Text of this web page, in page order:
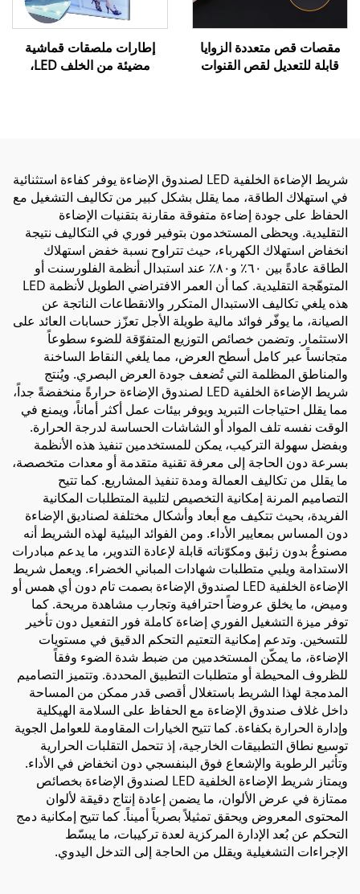
مقصات قص متعددة الزوايا
قابلة للتعديل لقص القنوات
إطارات ملصقات قماشية
مضيئة من الخلف LED،
شريط الإضاءة الخلفية LED لصندوق الإضاءة يوفر كفاءة استثنائية
في استهلاك الطاقة، مما يقلل بشكل كبير من تكاليف التشغيل مع
الحفاظ على جودة إضاءة متفوقة مقارنة بتقنيات الإضاءة
التقليدية. ويحظى المستخدمون بتوفير فوري في التكاليف نتيجة
انخفاض استهلاك الكهرباء، حيث تتراوح نسبة خفض استهلاك
الطاقة عادةً بين ٦٠٪ و٨٠٪ عند استبدال أنظمة الفلورسنت أو
المتوهّجة التقليدية. كما أن العمر الافتراضي الطويل لأنظمة LED
هذه يلغي تكاليف الاستبدال المتكرر والانقطاعات الناتجة عن
الصيانة، ما يوفّر فوائد مالية طويلة الأجل تعزّز حسابات العائد على
الاستثمار. وتضمن خصائص التوزيع المتفوّقة للضوء سطوعاً
متجانساً عبر كامل أسطح العرض، مما يلغي النقاط الساخنة
والمناطق المظلمة التي تُضعف جودة العرض البصري. ويُنتج
شريط الإضاءة الخلفية LED لصندوق الإضاءة حرارةً منخفضةً جداً،
مما يقلل احتياجات التبريد ويوفر بيئات عمل أكثر أماناً، ويمنع في
الوقت نفسه تلف المواد أو الشاشات الحساسة لدرجة الحرارة.
وبفضل سهولة التركيب، يمكن للمستخدمين تنفيذ هذه الأنظمة
بسرعة دون الحاجة إلى معرفة تقنية متقدمة أو معدات متخصصة،
ما يقلل من تكاليف العمالة ومدة تنفيذ المشاريع. كما تتيح
التصاميم المرنة إمكانية التخصيص لتلبية المتطلبات المكانية
الفريدة، بحيث تتكيف مع أبعاد وأشكال مختلفة لصناديق الإضاءة
دون المساس بمعايير الأداء. ومن الفوائد البيئية لهذه الشريط أنه
مصنوعٌ بدون زئبق ومكوّناته قابلة لإعادة التدوير، ما يدعم مبادرات
الاستدامة ويلبي متطلبات شهادات المباني الخضراء. ويعمل شريط
الإضاءة الخلفية LED لصندوق الإضاءة بصمت تام دون أي همس أو
وميض، ما يخلق عروضاً احترافية وتجارب مشاهدة مريحة. كما
توفر ميزة التشغيل الفوري إضاءة كاملة فور التفعيل دون تأخير
للتسخين. وتدعم إمكانية التعتيم التحكم الدقيق في مستويات
الإضاءة، ما يمكّن المستخدمين من ضبط شدة الضوء وفقاً
للظروف المحيطة أو متطلبات التطبيق المحددة. وتتميز التصاميم
المدمجة لهذا الشريط باستغلال أقصى قدر ممكن من المساحة
داخل غلاف صندوق الإضاءة مع الحفاظ على السلامة الهيكلية
وإدارة الحرارة بكفاءة. كما تتيح الخيارات المقاومة للعوامل الجوية
توسيع نطاق التطبيقات الخارجية، إذ تتحمل التقلبات الحرارية
وتأثير الرطوبة والإشعاع فوق البنفسجي دون انخفاض في الأداء.
ويمتاز شريط الإضاءة الخلفية LED لصندوق الإضاءة بخصائص
ممتازة في عرض الألوان، ما يضمن إعادة إنتاج دقيقة لألوان
المحتوى المعروض ويحقق تمثيلاً بصرياً أميناً. كما تتيح إمكانية دمج
التحكم عن بُعد الإدارة المركزية لعدة تركيبات، ما يبسّط
الإجراءات التشغيلية ويقلل من الحاجة إلى التدخل اليدوي.